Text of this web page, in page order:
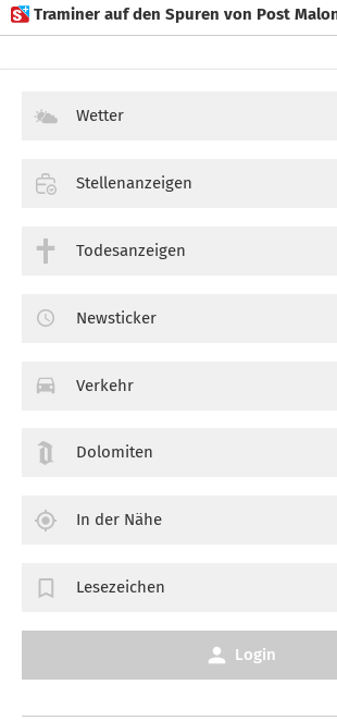
 Traminer auf den Spuren von Post
Wetter
Stellenanzeigen
Todesanzeigen
Newsticker
Verkehr
Dolomiten
In der Nähe
Lesezeichen
Login